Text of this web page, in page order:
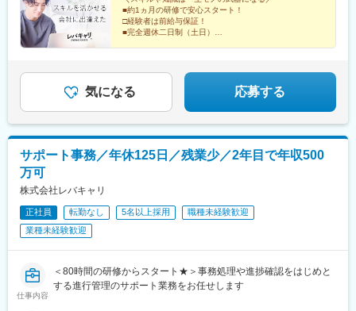
金高輪駅、高輪ゲートウェイ駅、神谷町駅、外苑前駅、国立駅、
南新宿駅、初台駅、千駄ケ谷駅、曙橋駅、国立競技場駅、四谷三
丁目駅、西荻窪駅、富士見ケ丘駅、荻窪駅、神保町駅、淡路町
駅、秋葉原駅、市ケ谷駅、九段下駅、上野御徒町駅、昭和島駅、
駅、日本橋駅(東京都)、築地市場駅、水天宮前駅、新富町駅(東京
都)、天王洲アイル駅、勝どき駅、京橋駅(東京都)、新中野駅、豊
子母神前駅、向原駅(東京都)、池袋駅、志茂駅、両国駅、東京駅、
錦糸町駅、大手町駅(東京都)、池尻大橋駅、高松駅(東京都)、新橋
戸新田駅、松飛台駅、スポーツセンター駅、みつわ台駅、蘇我
駅、海浜幕張駅、誉田駅、前原駅、船橋日大前駅、柏駅、柏の葉
キャンパス駅、新千葉駅、京成稲毛駅、新八柱駅、大宮駅(埼玉
県)、南浦和駅、さいたま新都心駅、北浦和駅、浦和駅、和光市
波駅、淀屋橋駅、渡辺橋駅、長居駅(阪和線)、沢ノ町駅、我孫子町
駅、平林駅(大阪府)、中ふ頭駅、ポートタウン東駅、トレードセン
■約1ヵ月の研修で安心スタート！
□経験者は前給与保証！
■完全週休二日制（土日）
気になる 応募する
サポート事務／年休125日／残業少／2年目で年収500
万可
株式会社レバキャリ
正社員 転勤なし 5名以上採用
職種未経験歓迎
業種未経験歓迎
仕事内容
＜80時間の研修からスタート★＞事務処理や進捗確認をはじめと
する進行管理のサポート業務をお任せします